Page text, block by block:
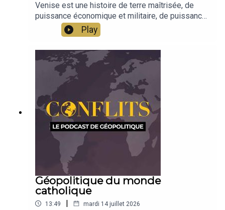
Venise est une histoire de terre maîtrisée, de
puissance économique et militaire, de puissance
culturelle. Jean-Baptiste Noé raconte l'histoire de
Venise, terre de capitalisme et réflexion pour
l'Europe.
Play
Géopolitique du monde
catholique
13:49 | mardi 14 juillet 2026